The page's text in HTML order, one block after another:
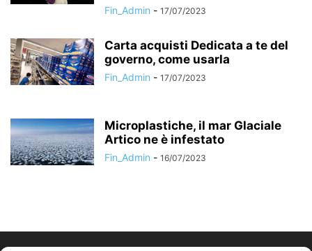
Fin_Admin - 17/07/2023
Carta acquisti Dedicata a te del
governo, come usarla
Fin_Admin - 17/07/2023
Microplastiche, il mar Glaciale
Artico ne è infestato
Fin_Admin - 16/07/2023